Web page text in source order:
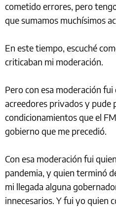
cometido errores, pero
que sumamos muchísimos
En este tiempo, escuché
criticaban mi moderación.
Pero con esa moderación
acreedores privados y pude
condicionamientos que el
gobierno que me precedió.
Con esa moderación fui
pandemia, y quien terminó
mi llegada alguna
innecesarios. Y fui yo quien